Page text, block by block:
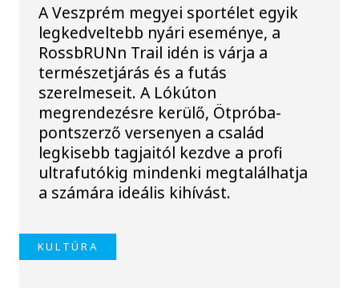
A Veszprém megyei sportélet egyik
legkedveltebb nyári eseménye, a
RossbRUNn Trail idén is várja a
természetjárás és a futás
szerelmeseit. A Lókúton
megrendezésre kerülő, Ötpróba-
pontszerző versenyen a család
legkisebb tagjaitól kezdve a profi
ultrafutókig mindenki megtalálhatja
a számára ideális kihívást.
KULTÚRA